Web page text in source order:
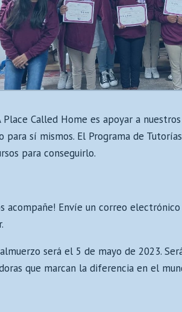
Called Home es apoyar a
sí mismos. El Programa de
para conseguirlo.
acompañe! Envíe un correo
será el 5 de mayo de 2023.
que marcan la diferencia en el